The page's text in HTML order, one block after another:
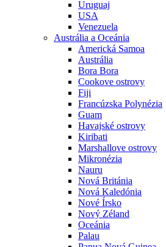
Uruguaj
USA
Venezuela
Austrália a Oceánia
Americká Samoa
Austrália
Bora Bora
Cookove ostrovy
Fiji
Francúzska Polynézia
Guam
Havajské ostrovy
Kiribati
Marshallove ostrovy
Mikronézia
Nauru
Nová Británia
Nová Kaledónia
Nové Írsko
Nový Zéland
Oceánia
Palau